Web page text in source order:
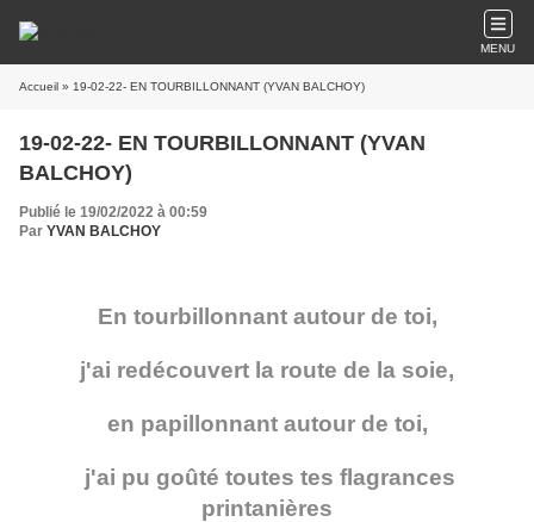
MENU
Accueil » 19-02-22- EN TOURBILLONNANT (YVAN BALCHOY)
19-02-22- EN TOURBILLONNANT (YVAN
BALCHOY)
Publié le 19/02/2022 à 00:59
Par YVAN BALCHOY
En tourbillonnant autour de toi,
j'ai redécouvert la route de la soie,
en papillonnant autour de toi,
j'ai pu goûté toutes tes flagrances
printanières